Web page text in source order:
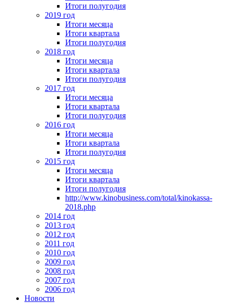
Итоги полугодия
2019 год
Итоги месяца
Итоги квартала
Итоги полугодия
2018 год
Итоги месяца
Итоги квартала
Итоги полугодия
2017 год
Итоги месяца
Итоги квартала
Итоги полугодия
2016 год
Итоги месяца
Итоги квартала
Итоги полугодия
2015 год
Итоги месяца
Итоги квартала
Итоги полугодия
http://www.kinobusiness.com/total/kinokassa-
2018.php
2014 год
2013 год
2012 год
2011 год
2010 год
2009 год
2008 год
2007 год
2006 год
Новости